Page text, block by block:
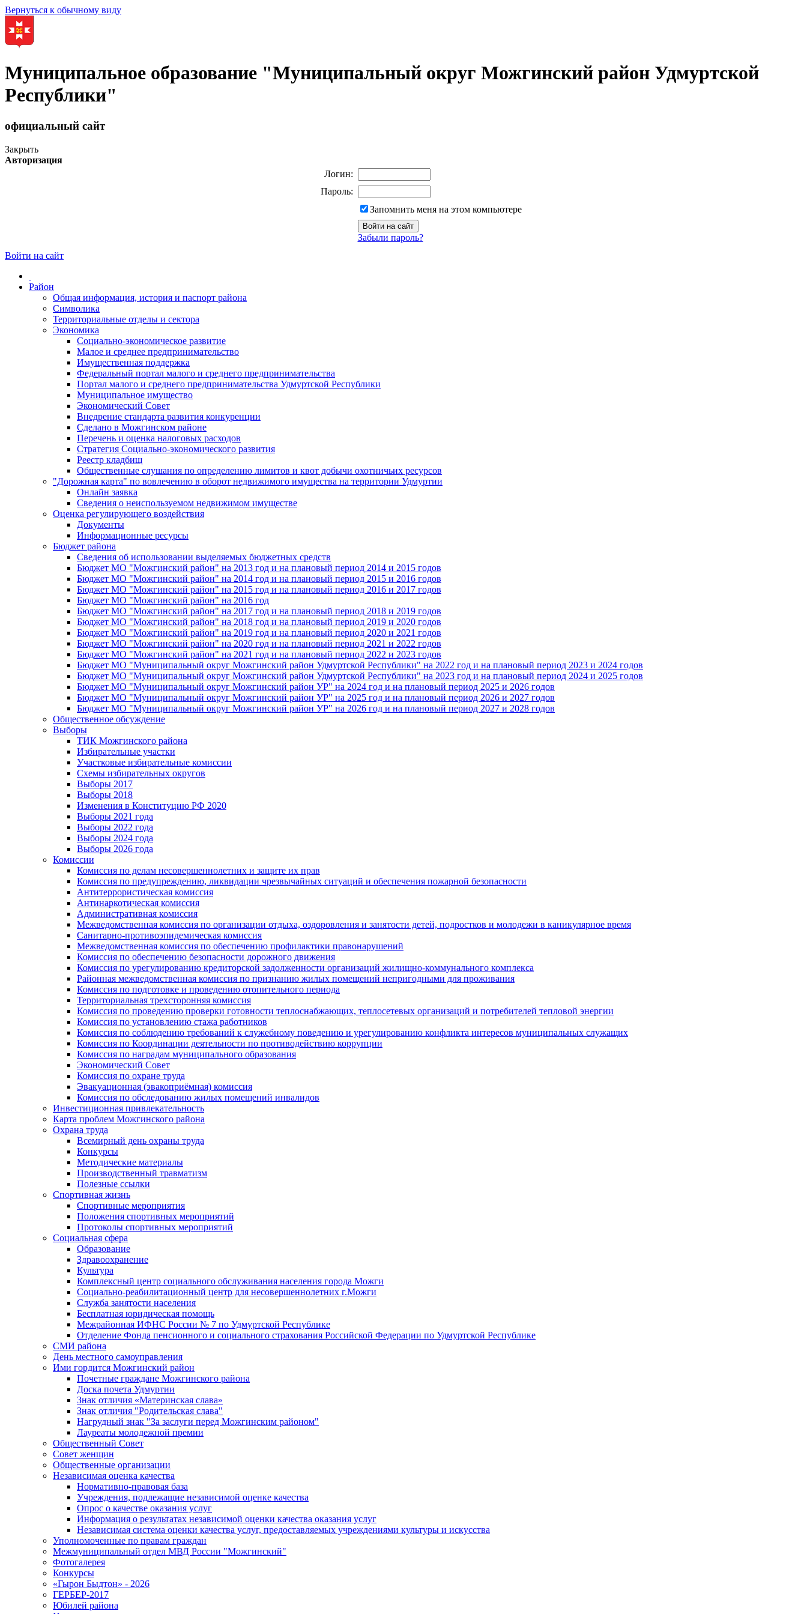
Вернуться к обычному виду
Муниципальное образование "Муниципальный округ Можгинский район Удмуртской
Республики"
официальный сайт
Закрыть
Авторизация
Логин:
Пароль:
Запомнить меня на этом компьютере
Забыли пароль?
Войти на сайт
Район
Общая информация, история и паспорт района
Символика
Территориальные отделы и сектора
Экономика
Социально-экономическое развитие
Малое и среднее предпринимательство
Имущественная поддержка
Федеральный портал малого и среднего предпринимательства
Портал малого и среднего предпринимательства Удмуртской Республики
Муниципальное имущество
Экономический Совет
Внедрение стандарта развития конкуренции
Сделано в Можгинском районе
Перечень и оценка налоговых расходов
Стратегия Социально-экономического развития
Реестр кладбищ
Общественные слушания по определению лимитов и квот добычи охотничьих ресурсов
"Дорожная карта" по вовлечению в оборот недвижимого имущества на территории Удмуртии
Онлайн заявка
Сведения о неиспользуемом недвижимом имуществе
Оценка регулирующего воздействия
Документы
Информационные ресурсы
Бюджет района
Сведения об использовании выделяемых бюджетных средств
Бюджет МО "Можгинский район" на 2013 год и на плановый период 2014 и 2015 годов
Бюджет МО "Можгинский район" на 2014 год и на плановый период 2015 и 2016 годов
Бюджет МО "Можгинский район" на 2015 год и на плановый период 2016 и 2017 годов
Бюджет МО "Можгинский район" на 2016 год
Бюджет МО "Можгинский район" на 2017 год и на плановый период 2018 и 2019 годов
Бюджет МО "Можгинский район" на 2018 год и на плановый период 2019 и 2020 годов
Бюджет МО "Можгинский район" на 2019 год и на плановый период 2020 и 2021 годов
Бюджет МО "Можгинский район" на 2020 год и на плановый период 2021 и 2022 годов
Бюджет МО "Можгинский район" на 2021 год и на плановый период 2022 и 2023 годов
Бюджет МО "Муниципальный округ Можгинский район Удмуртской Республики" на 2022 год и на плановый период 2023 и 2024 годов
Бюджет МО "Муниципальный округ Можгинский район Удмуртской Республики" на 2023 год и на плановый период 2024 и 2025 годов
Бюджет МО "Муниципальный округ Можгинский район УР" на 2024 год и на плановый период 2025 и 2026 годов
Бюджет МО "Муниципальный округ Можгинский район УР" на 2025 год и на плановый период 2026 и 2027 годов
Бюджет МО "Муниципальный округ Можгинский район УР" на 2026 год и на плановый период 2027 и 2028 годов
Общественное обсуждение
Выборы
ТИК Можгинского района
Избирательные участки
Участковые избирательные комиссии
Схемы избирательных округов
Выборы 2017
Выборы 2018
Изменения в Конституцию РФ 2020
Выборы 2021 года
Выборы 2022 года
Выборы 2024 года
Выборы 2026 года
Комиссии
Комиссия по делам несовершеннолетних и защите их прав
Комиссия по предупреждению, ликвидации чрезвычайных ситуаций и обеспечения пожарной безопасности
Антитеррористическая комиссия
Антинаркотическая комиссия
Административная комиссия
Межведомственная комиссия по организации отдыха, оздоровления и занятости детей, подростков и молодежи в каникулярное время
Санитарно-противоэпидемическая комиссия
Межведомственная комиссия по обеспечению профилактики правонарушений
Комиссия по обеспечению безопасности дорожного движения
Комиссия по урегулированию кредиторской задолженности организаций жилищно-коммунального комплекса
Районная межведомственная комиссия по признанию жилых помещений непригодными для проживания
Комиссия по подготовке и проведению отопительного периода
Территориальная трехсторонняя комиссия
Комиссия по проведению проверки готовности теплоснабжающих, теплосетевых организаций и потребителей тепловой энергии
Комиссия по установлению стажа работников
Комиссия по соблюдению требований к служебному поведению и урегулированию конфликта интересов муниципальных служащих
Комиссия по Координации деятельности по противодействию коррупции
Комиссия по наградам муниципального образования
Экономический Совет
Комиссия по охране труда
Эвакуационная (эвакоприёмная) комиссия
Комиссия по обследованию жилых помещений инвалидов
Инвестиционная привлекательность
Карта проблем Можгинского района
Охрана труда
Всемирный день охраны труда
Конкурсы
Методические материалы
Производственный травматизм
Полезные ссылки
Спортивная жизнь
Спортивные мероприятия
Положения спортивных мероприятий
Протоколы спортивных мероприятий
Социальная сфера
Образование
Здравоохранение
Культура
Комплексный центр социального обслуживания населения города Можги
Социально-реабилитационный центр для несовершеннолетних г.Можги
Служба занятости населения
Бесплатная юридическая помощь
Межрайонная ИФНС России № 7 по Удмуртской Республике
Отделение Фонда пенсионного и социального страхования Российской Федерации по Удмуртской Республике
СМИ района
День местного самоуправления
Ими гордится Можгинский район
Почетные граждане Можгинского района
Доска почета Удмуртии
Знак отличия «Материнская слава»
Знак отличия "Родительская слава"
Нагрудный знак "За заслуги перед Можгинским районом"
Лауреаты молодежной премии
Общественный Совет
Совет женщин
Общественные организации
Независимая оценка качества
Нормативно-правовая база
Учреждения, подлежащие независимой оценке качества
Опрос о качестве оказания услуг
Информация о результатах независимой оценки качества оказания услуг
Независимая система оценки качества услуг, предоставляемых учреждениями культуры и искусства
Уполномоченные по правам граждан
Межмуниципальный отдел МВД России "Можгинский"
Фотогалерея
Конкурсы
«Гырон Быдтон» - 2026
ГЕРБЕР-2017
Юбилей района